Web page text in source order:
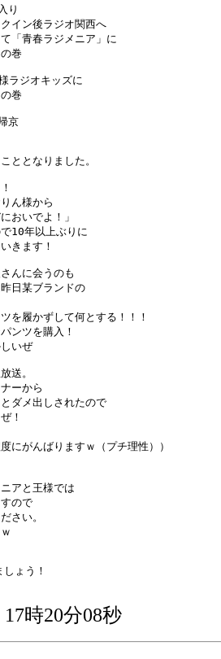
り
ラジオ関西へ
ラジメニア」に
巻
ラジオキッズに
巻
京
ととなりました。
ん様から
おいでよ！」
10年以上ぶりに
きます！
んに会うのも
日某ブランドの
を履かずして何とする！！！
ンツを購入！
いぜ
送。
ーから
ダメ出しされたので
！
にがんばりますｗ（プチ理性））
アと王様では
ので
さい。
ょう！
時20分08秒